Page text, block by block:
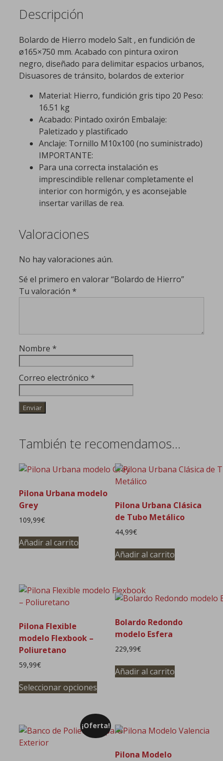
Descripción
Bolardo de Hierro modelo Salt , en fundición de
ø165×750 mm. Acabado con pintura oxiron
negro, diseñado para delimitar espacios urbanos,
Disuasores de tránsito, bolardos de exterior
Material: Hierro, fundición gris tipo 20 Peso:
16.51 kg
Acabado: Pintado oxirón Embalaje:
Paletizado y plastificado
Anclaje: Tornillo M10x100 (no suministrado)
IMPORTANTE:
Para una correcta instalación es
imprescindible rellenar completamente el
interior con hormigón, y es aconsejable
insertar varillas de rea.
Valoraciones
No hay valoraciones aún.
Sé el primero en valorar “Bolardo de Hierro”
Tu valoración *
Nombre *
Correo electrónico *
También te recomendamos…
Pilona Urbana modelo
Grey
109,99€
Añadir al carrito
Pilona Urbana Clásica
de Tubo Metálico
44,99€
Añadir al carrito
Pilona Flexible
modelo Flexbook –
Poliuretano
59,99€
Seleccionar opciones
Este
producto
múltiples
variantes.
Las
opciones
Bolardo Redondo
modelo Esfera
229,99€
Añadir al carrito
¡Oferta!
Pilona Modelo